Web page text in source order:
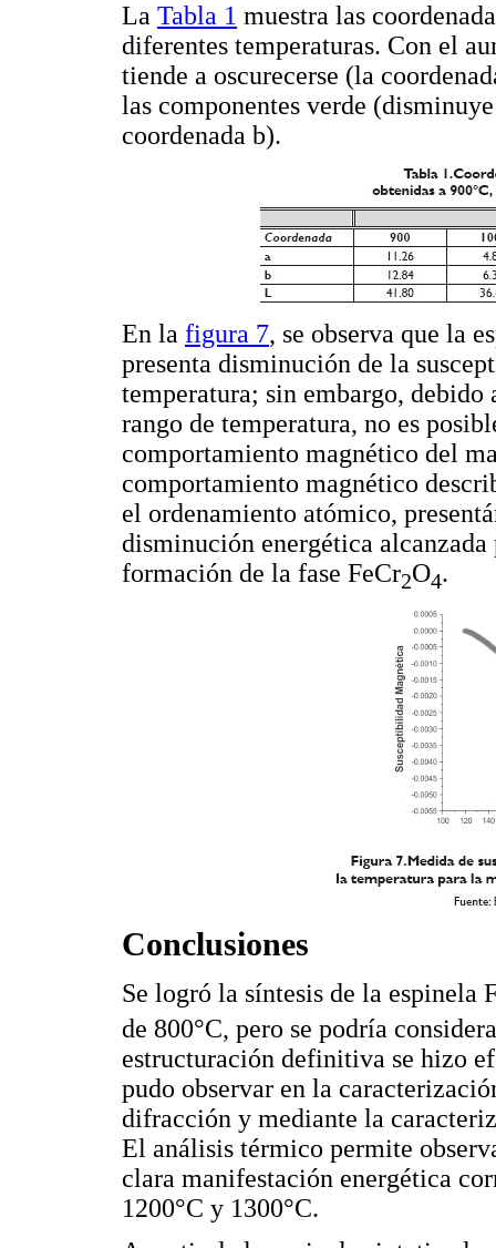
La Tabla 1 muestra las
diferentes temperaturas. Con el
tiende a oscurecerse (la
las componentes verde
coordenada b).
En la figura 7, se observa que la
presenta disminución de la
temperatura; sin embargo, debido
rango de temperatura, no es
comportamiento magnético del
comportamiento magnético
el ordenamiento atómico,
disminución energética
formación de la fase FeCr2O4.
Conclusiones
Se logró la síntesis de la espinela
de 800°C, pero se podría
estructuración definitiva se hizo
pudo observar en la
difracción y mediante la
El análisis térmico permite
clara manifestación energética
1200°C y 1300°C.